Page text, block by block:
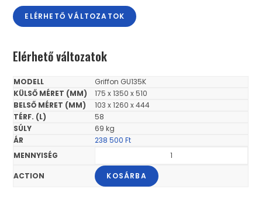
ELÉRHETŐ VÁLTOZATOK
Elérhető változatok
Griffon GU135K
175 x 1350 x 510
103 x 1260 x 444
58
69 kg
238 500Ft
KOSÁRBA